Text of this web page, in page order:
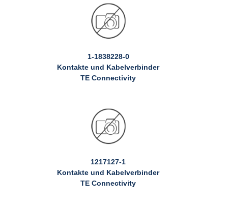
1-1838228-0
Kontakte und Kabelverbinder
TE Connectivity
1217127-1
Kontakte und Kabelverbinder
TE Connectivity